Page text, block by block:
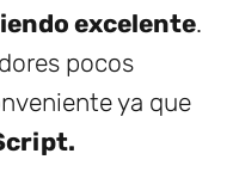
excelente.
pocos
ya que